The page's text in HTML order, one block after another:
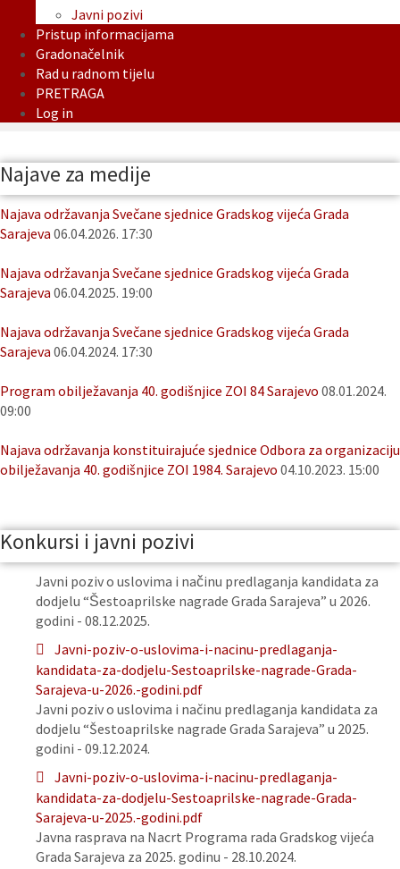
Javni pozivi
Pristup informacijama
Gradonačelnik
Rad u radnom tijelu
PRETRAGA
Log in
Najave za medije
Najava održavanja Svečane sjednice Gradskog vijeća Grada
Sarajeva 06.04.2026. 17:30
Najava održavanja Svečane sjednice Gradskog vijeća Grada
Sarajeva 06.04.2025. 19:00
Najava održavanja Svečane sjednice Gradskog vijeća Grada
Sarajeva 06.04.2024. 17:30
Program obilježavanja 40. godišnjice ZOI 84 Sarajevo 08.01.2024.
09:00
Najava održavanja konstituirajuće sjednice Odbora za organizaciju
obilježavanja 40. godišnjice ZOI 1984. Sarajevo 04.10.2023. 15:00
Konkursi i javni pozivi
Javni poziv o uslovima i načinu predlaganja kandidata za
dodjelu “Šestoaprilske nagrade Grada Sarajeva” u 2026.
godini - 08.12.2025.
Javni-poziv-o-uslovima-i-nacinu-predlaganja-
kandidata-za-dodjelu-Sestoaprilske-nagrade-Grada-
Sarajeva-u-2026.-godini.pdf
Javni poziv o uslovima i načinu predlaganja kandidata za
dodjelu “Šestoaprilske nagrade Grada Sarajeva” u 2025.
godini - 09.12.2024.
Javni-poziv-o-uslovima-i-nacinu-predlaganja-
kandidata-za-dodjelu-Sestoaprilske-nagrade-Grada-
Sarajeva-u-2025.-godini.pdf
Javna rasprava na Nacrt Programa rada Gradskog vijeća
Grada Sarajeva za 2025. godinu - 28.10.2024.